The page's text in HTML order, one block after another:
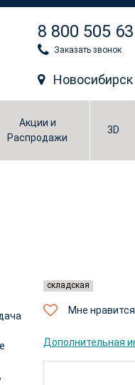
8 800 505
Заказать звонок
Новосибирск
Акции и
Распродажи
3D
складская
Мне нравится
Дополнительная